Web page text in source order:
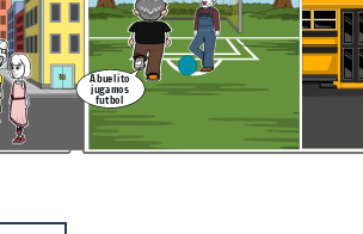
Abuelito
jugamos
futbol